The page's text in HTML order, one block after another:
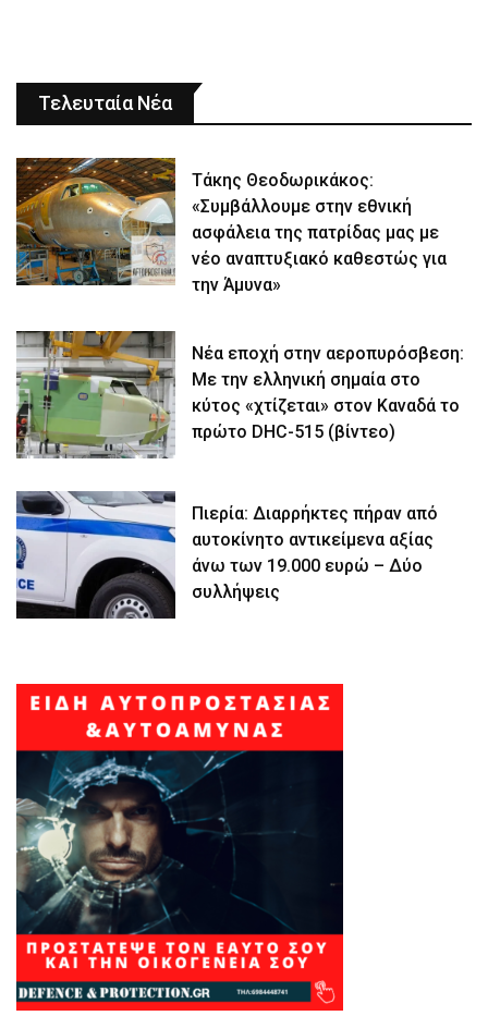
Τελευταία Νέα
Τάκης Θεοδωρικάκος:
«Συμβάλλουμε στην εθνική
ασφάλεια της πατρίδας μας με
νέο αναπτυξιακό καθεστώς για
την Άμυνα»
Νέα εποχή στην αεροπυρόσβεση:
Με την ελληνική σημαία στο
κύτος «χτίζεται» στον Καναδά το
πρώτο DHC-515 (βίντεο)
Πιερία: Διαρρήκτες πήραν από
αυτοκίνητο αντικείμενα αξίας
άνω των 19.000 ευρώ – Δύο
συλλήψεις